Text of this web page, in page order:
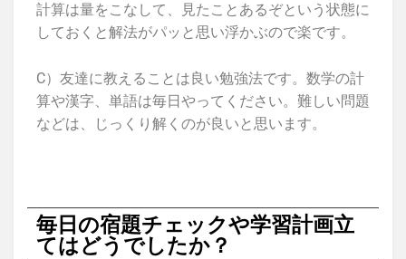
計算は量をこなして、見たことあるぞという状態に
しておくと解法がパッと思い浮かぶので楽です。
C）友達に教えることは良い勉強法です。数学の計
算や漢字、単語は毎日やってください。難しい問題
などは、じっくり解くのが良いと思います。
毎日の宿題チェックや学習計画立
てはどうでしたか？